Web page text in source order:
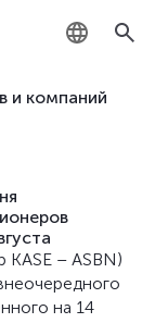
KZ
и компаний
KASE – ASBN)
на 14